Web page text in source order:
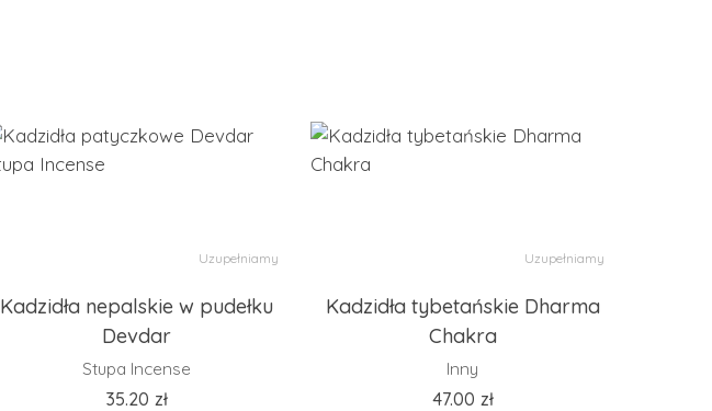
Uzupełniamy
Kadzidła nepalskie w pudełku
Devdar
Stupa Incense
35.20 zł
Uzupełniamy
Kadzidła tybetańskie Dharma
Chakra
Inny
47.00 zł